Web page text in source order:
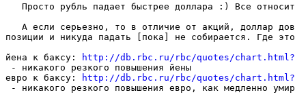
Просто рубль падает быстрее доллара :) Все
А если серьезно, то в отличие от акций, доллар
позиции и никуда падать [пока] не собирается. Где
йена к баксу:
http://db.rbc.ru/rbc/quotes/
- никакого резкого повышения йены
евро к баксу:
http://db.rbc.ru/rbc/quotes/
- никакого резкого повышения евро, как медленно